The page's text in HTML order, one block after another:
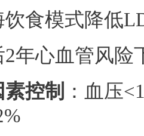
食模式降低
年心血管风险
控制 ：血压